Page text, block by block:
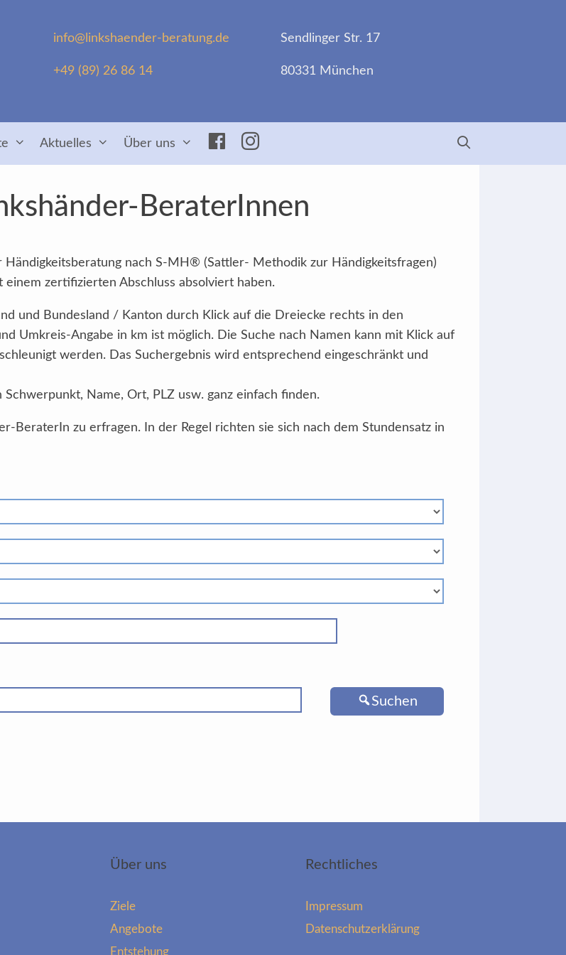
info@linkshaender-beratung.de
+49 (89) 26 86 14
Sendlinger Str. 17
80331 München
Aktuelles Über uns Facebook
Insta
BeraterInnen
nach S-MH® (Sattler- Methodik zur Händigkeitsfragen)
zertifizierten Abschluss absolviert haben.
und Bundesland / Kanton durch Klick auf die Dreiecke rechts in den
Umkreis-Angabe in km ist möglich. Die Suche nach Namen kann mit Klick auf
werden. Das Suchergebnis wird entsprechend eingeschränkt und
Name, Ort, PLZ usw. ganz einfach finden.
BeraterIn zu erfragen. In der Regel richten sie sich nach dem Stundensatz in
Suchen
Über uns
Ziele
Angebote
Entstehung
Rechtliches
Impressum
Datenschutzerklärung